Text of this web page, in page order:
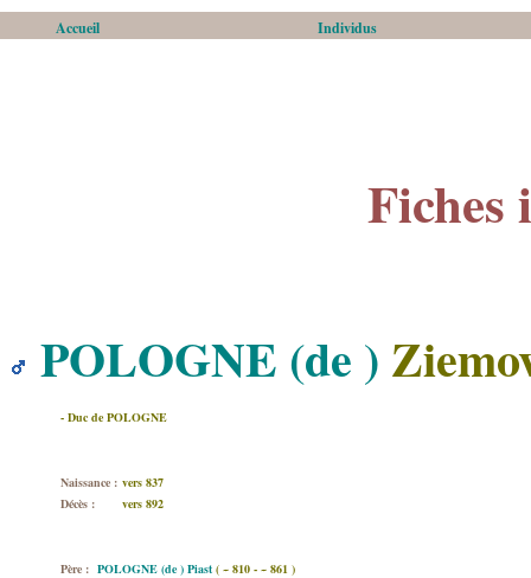
Accueil Individus
Fiches
POLOGNE (de )
- Duc de POLOGNE
Naissance : vers 837
Décès :
vers 892
Père : POLOGNE (de ) Piast ( ~ 810 - ~ 861 )